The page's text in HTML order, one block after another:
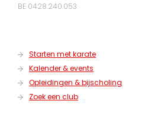
BE 0428.240.053
Starten met karate
Kalender & events
Opleidingen & bijscholing
Zoek een club